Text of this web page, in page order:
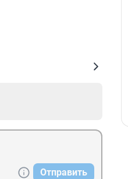
Отправить